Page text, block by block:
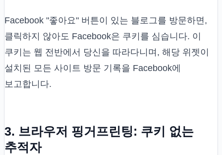
Facebook "좋아요" 버튼이 있는 블로그를 방문하면,
클릭하지 않아도 Facebook은 쿠키를 심습니다. 이
쿠키는 웹 전반에서 당신을 따라다니며, 해당 위젯이
설치된 모든 사이트 방문 기록을 Facebook에
보고합니다.
3. 브라우저 핑거프린팅: 쿠키 없는
추적자